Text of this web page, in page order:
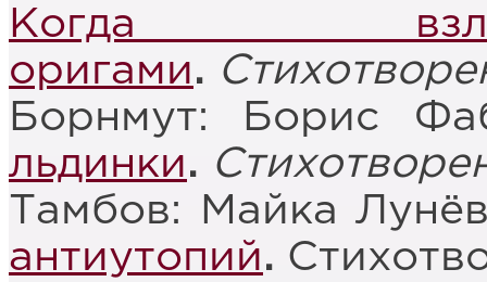
Когда
оригами.
Борнмут: Борис
льдинки.
Тамбов: Майка
антиутопий.